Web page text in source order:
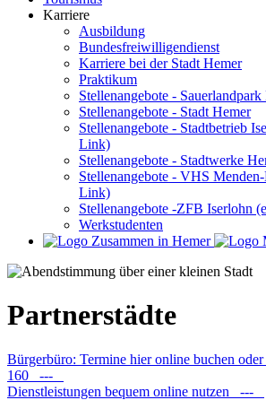
Karriere
Ausbildung
Bundesfreiwilligendienst
Karriere bei der Stadt Hemer
Praktikum
Stellenangebote -
Stellenangebote - Stadt Hemer
Stellenangebote - Stadtbetrieb
Link)
Stellenangebote - Stadtwerke
Stellenangebote - VHS
Link)
Stellenangebote -ZFB Iserlohn
Werkstudenten
Partnerstädte
Bürgerbüro: Termine hier online buchen
160 ---
Dienstleistungen bequem online nutzen ---